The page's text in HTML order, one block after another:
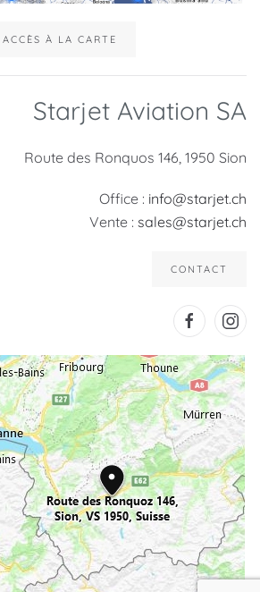
ACCÈS À LA CARTE
Starjet Aviation SA
Route des Ronquos 146, 1950 Sion
Office : info@starjet.ch
Vente : sales@starjet.ch
CONTACT